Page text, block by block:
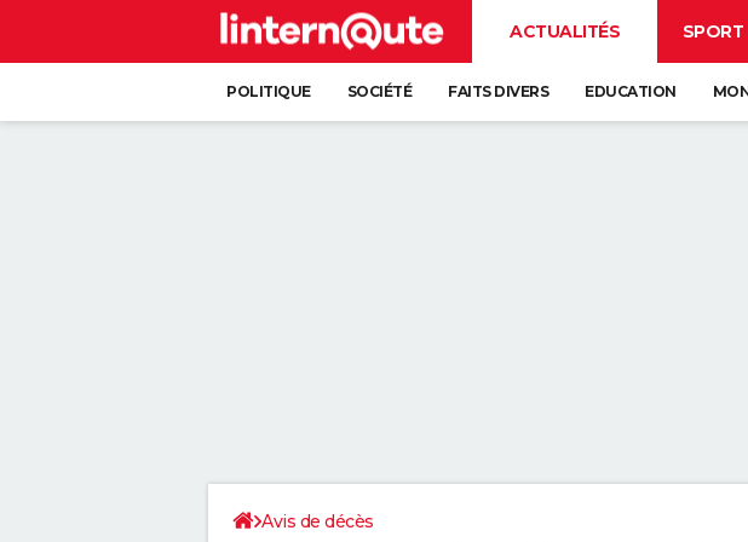
ACTUALITÉS SPORT
POLITIQUE SOCIÉTÉ FAITS DIVERS EDUCATION
Avis de décès